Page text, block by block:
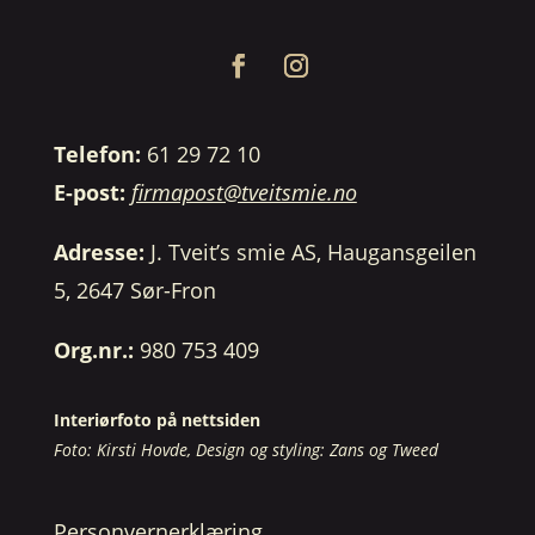
Telefon: 61 29 72 10
E-post: firmapost@tveitsmie.no
Adresse: J. Tveit’s smie AS, Haugansgeilen
5, 2647 Sør-Fron
Org.nr.: 980 753 409
Interiørfoto på nettsiden
Foto: Kirsti Hovde, Design og styling: Zans og Tweed